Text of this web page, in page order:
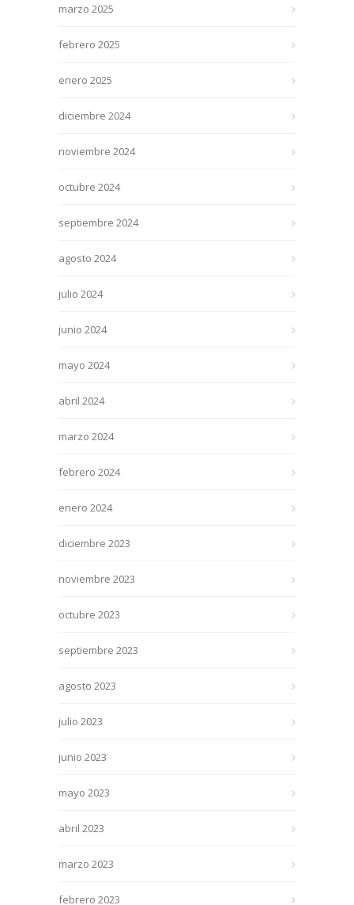
marzo 2025
febrero 2025
enero 2025
diciembre 2024
noviembre 2024
octubre 2024
septiembre 2024
agosto 2024
julio 2024
junio 2024
mayo 2024
abril 2024
marzo 2024
febrero 2024
enero 2024
diciembre 2023
noviembre 2023
octubre 2023
septiembre 2023
agosto 2023
julio 2023
junio 2023
mayo 2023
abril 2023
marzo 2023
febrero 2023